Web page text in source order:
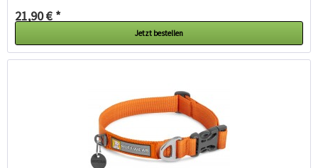
21,90 € *
Jetzt bestellen